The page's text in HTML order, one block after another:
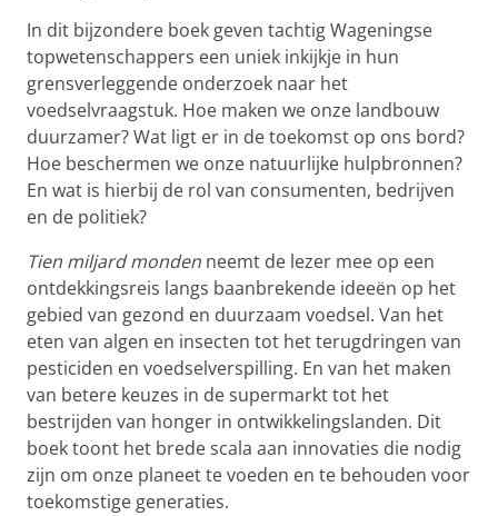
In dit bijzondere boek geven tachtig Wageningse
topwetenschappers een uniek inkijkje in hun
grensverleggende onderzoek naar het
voedselvraagstuk. Hoe maken we onze landbouw
duurzamer? Wat ligt er in de toekomst op ons bord?
Hoe beschermen we onze natuurlijke hulpbronnen?
En wat is hierbij de rol van consumenten, bedrijven
en de politiek?
Tien miljard monden neemt de lezer mee op een
ontdekkingsreis langs baanbrekende ideeën op het
gebied van gezond en duurzaam voedsel. Van het
eten van algen en insecten tot het terugdringen van
pesticiden en voedselverspilling. En van het maken
van betere keuzes in de supermarkt tot het
bestrijden van honger in ontwikkelingslanden. Dit
boek toont het brede scala aan innovaties die nodig
zijn om onze planeet te voeden en te behouden voor
toekomstige generaties.